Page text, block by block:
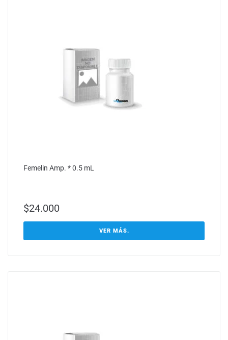
Femelin Amp. * 0.5 mL
$24.000
VER MÁS.